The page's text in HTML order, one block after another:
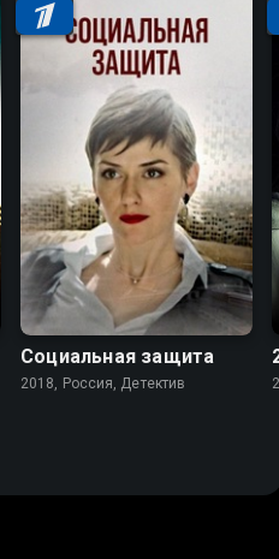
Социальная защита
2018, Россия, Детектив